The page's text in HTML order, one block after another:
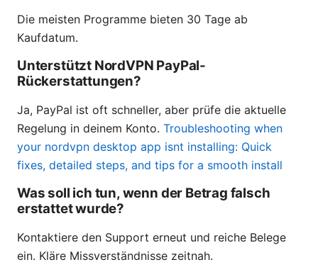
Die meisten Programme bieten 30 Tage ab
Kaufdatum.
Unterstützt NordVPN PayPal-
Rückerstattungen?
Ja, PayPal ist oft schneller, aber prüfe die aktuelle
Regelung in deinem Konto. Troubleshooting when
your nordvpn desktop app isnt installing: Quick
fixes, detailed steps, and tips for a smooth install
Was soll ich tun, wenn der Betrag falsch
erstattet wurde?
Kontaktiere den Support erneut und reiche Belege
ein. Kläre Missverständnisse zeitnah.